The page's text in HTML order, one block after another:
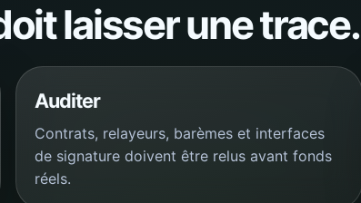
laisser une trace.
Auditer
Contrats, relayeurs, barèmes et interfaces
de signature doivent être relus avant fonds
réels.